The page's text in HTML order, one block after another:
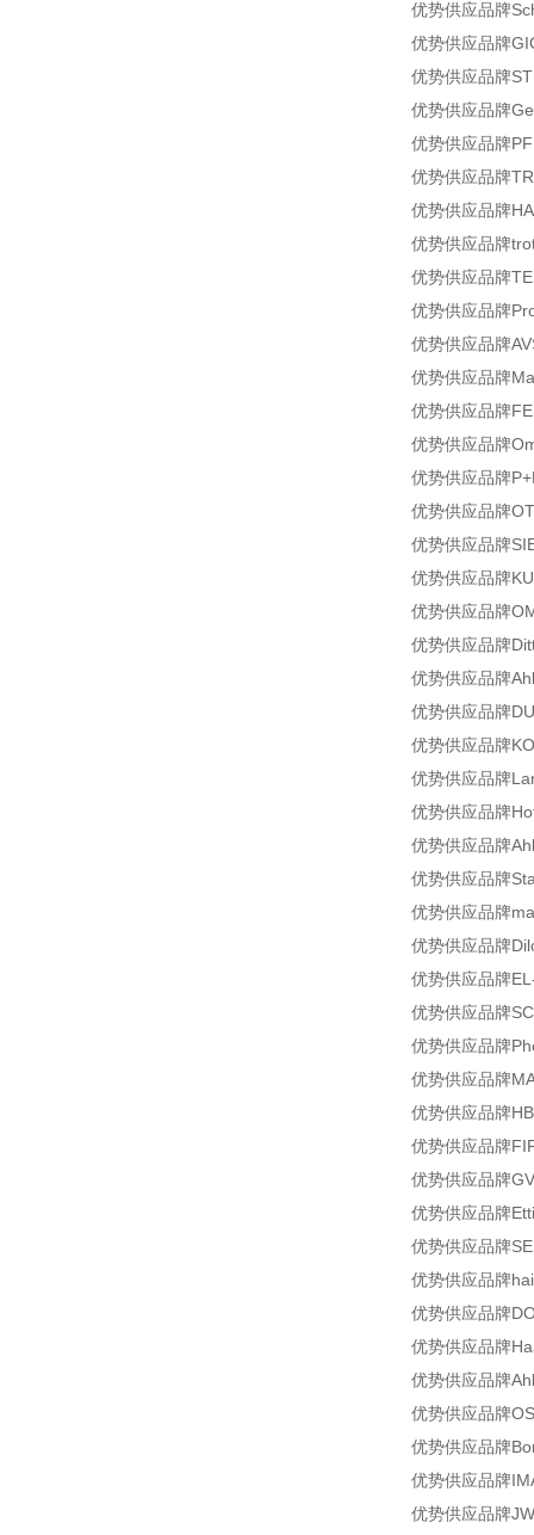
优势供应品牌
优势供应品牌
优势供应品牌
优势供应品牌
优势供应品牌
优势供应品牌
优势供应品牌
优势供应品牌
优势供应品牌
优势供应品牌
优势供应品牌
优势供应品牌
优势供应品牌
优势供应品牌
优势供应品牌
优势供应品牌
优势供应品牌
优势供应品牌
优势供应品牌
优势供应品牌
优势供应品牌
优势供应品牌
优势供应品牌
优势供应品牌
优势供应品牌
优势供应品牌
优势供应品牌
优势供应品牌
优势供应品牌
优势供应品牌
优势供应品牌
优势供应品牌
优势供应品牌
优势供应品牌
优势供应品牌
优势供应品牌
优势供应品牌
优势供应品牌
优势供应品牌
优势供应品牌
优势供应品牌
优势供应品牌
优势供应品牌
优势供应品牌
优势供应品牌
优势供应品牌